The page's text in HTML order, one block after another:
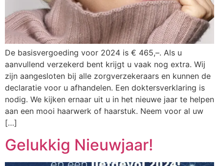
De basisvergoeding voor 2024 is € 465,–. Als u
aanvullend verzekerd bent krijgt u vaak nog extra. Wij
zijn aangesloten bij alle zorgverzekeraars en kunnen de
declaratie voor u afhandelen. Een doktersverklaring is
nodig. We kijken ernaar uit u in het nieuwe jaar te helpen
aan een mooi haarwerk of haarstuk. Neem voor al uw
[…]
Gelukkig Nieuwjaar!